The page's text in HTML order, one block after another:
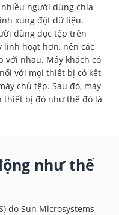
người dùng chia
xung đột dữ liệu.
dùng đọc tệp trên
linh hoạt hơn, nên các
với nhau. Máy khách có
với mọi thiết bị có kết
chủ tệp. Sau đó, máy
thiết bị đó như thể đó là
như thế
do Sun Microsystems